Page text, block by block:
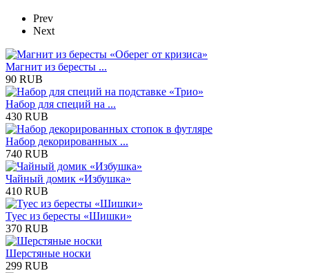
Prev
Next
Магнит из бересты ...
90 RUB
Набор для специй на ...
430 RUB
Набор декорированных ...
740 RUB
Чайный домик «Избушка»
410 RUB
Туес из бересты «Шишки»
370 RUB
Шерстяные носки
299 RUB